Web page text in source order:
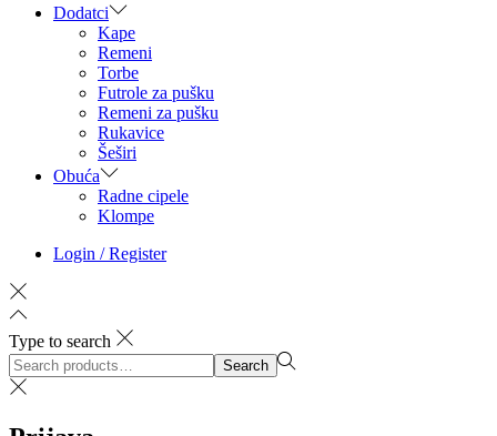
Dodatci
Kape
Remeni
Torbe
Futrole za pušku
Remeni za pušku
Rukavice
Šeširi
Obuća
Radne cipele
Klompe
Login / Register
Type to search
Search
for:>
Search